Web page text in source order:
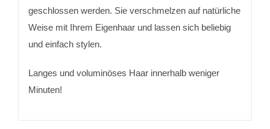
geschlossen werden. Sie verschmelzen auf natürliche
Weise mit Ihrem Eigenhaar und lassen sich beliebig
und einfach stylen.
Langes und voluminöses Haar innerhalb weniger
Minuten!